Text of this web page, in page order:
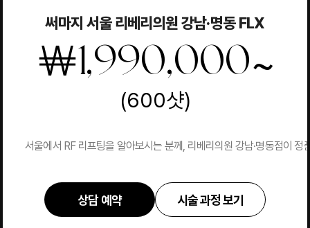
써마지 서울 리베리의원 강남·명동 FLX
￦1,990,000~
(600샷)
서울에서 RF 리프팅을 알아보시는 분께, 리베리의원 강남·명동점이
상담 예약 시술 과정 보기